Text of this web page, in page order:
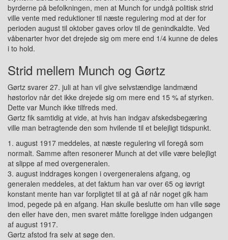
byrderne på befolkningen, men at Munch for undgå politisk strid
ville vente med reduktioner til næste regulering mod at der for
perioden august til oktober gaves orlov til de genindkaldte. Ved
våbenarter hvor det drejede sig om mere end 1/4 kunne de deles
i to hold.
Strid mellem Munch og Gørtz
Gørtz svarer 27. juli at han vil give selvstændige landmænd
høstorlov når det ikke drejede sig om mere end 15 % af styrken.
Dette var Munch ikke tilfreds med.
Gørtz fik samtidig at vide, at hvis han indgav afskedsbegæring
ville man betragtende den som hvilende til et belejligt tidspunkt.
1. august 1917 meddeles, at næste regulering vil foregå som
normalt. Samme aften resonerer Munch at det ville være belejligt
at slippe af med overgeneralen.
3. august inddrages kongen i overgeneralens afgang, og
generalen meddeles, at det faktum han var over 65 og iøvrigt
konstant mente han var forpligtet til at gå af når noget gik ham
imod, pegede på en afgang. Han skulle beslutte om han ville søge
den eller have den, men svaret måtte foreligge inden udgangen
af august 1917.
Gørtz afstod fra selv at søge den.